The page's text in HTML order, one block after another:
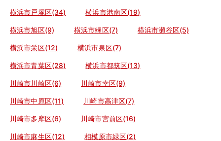
横浜市戸塚区(34) 横浜市港南区(19)
横浜市旭区(9) 横浜市緑区(7) 横浜市瀬谷区(5)
横浜市栄区(12) 横浜市泉区(7)
横浜市青葉区(28) 横浜市都筑区(13)
川崎市川崎区(6) 川崎市幸区(9)
川崎市中原区(11) 川崎市高津区(7)
川崎市多摩区(6) 川崎市宮前区(16)
川崎市麻生区(12) 相模原市緑区(2)